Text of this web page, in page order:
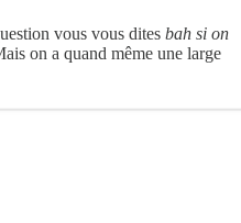
vous vous dites bah si on
on a quand même une large